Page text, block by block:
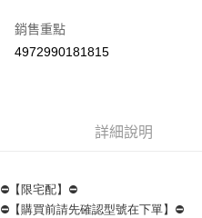
AFTEE先享後付
２．便利：只要手機號碼，簡訊認證
１．於結帳方式選擇「AFTEE先享後
結帳頁面，進行簡訊認證並確認金額
離島宅配
銷售重點
4972990181815
詳細說明
⛔【限宅配】⛔
⛔【購買前請先確認型號在下單】⛔